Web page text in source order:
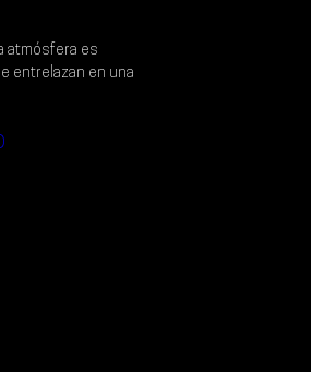
atmósfera es
entrelazan en una